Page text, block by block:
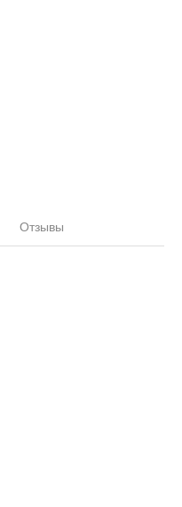
Отзывы